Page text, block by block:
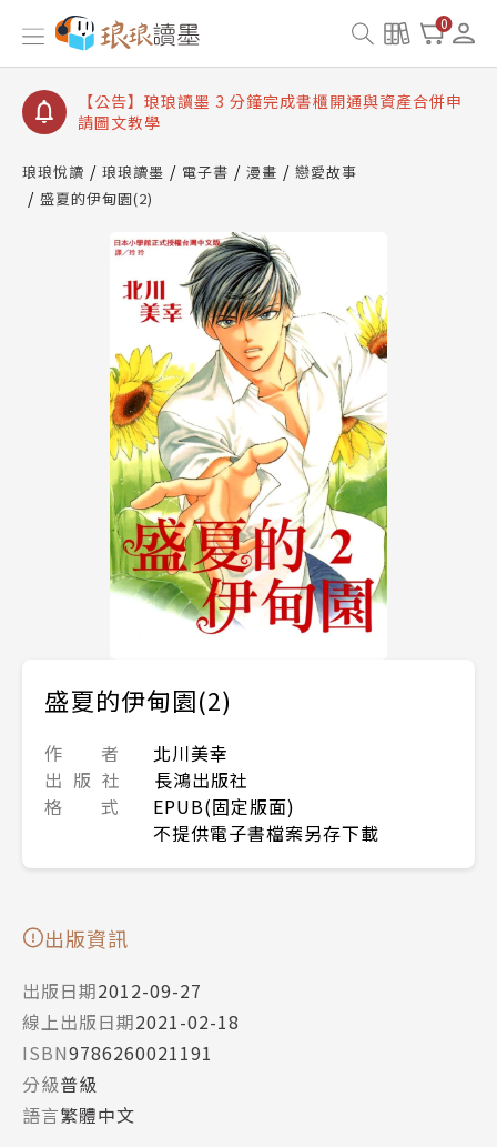
0
【公告】琅琅讀墨數位閱讀資產合併與書櫃開通申請
【公告】琅琅讀墨書櫃開通常見問題
【公告】琅琅讀墨 3 分鐘完成書櫃開通與資產合併申
請圖文教學
查詢
【公告】琅琅讀墨數位閱讀資產合併與書櫃開通申請
琅琅悅讀 琅琅讀墨 電子書 漫畫
戀愛故事
盛夏的伊甸園(2)
盛夏的伊甸園(2)
作 者
北川美幸
出 版 社
長鴻出版社
格 式
EPUB(固定版面)
不提供電子書檔案另存下載
出版資訊
出版日期2012-09-27
線上出版日期2021-02-18
ISBN9786260021191
分級普級
語言繁體中文